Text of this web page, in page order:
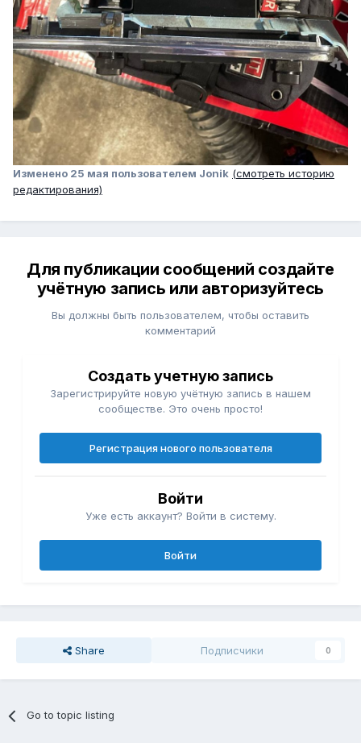
Изменено 25 мая пользователем Jonik (смотреть историю
редактирования)
Для публикации сообщений создайте
учётную запись или авторизуйтесь
Вы должны быть пользователем, чтобы оставить
комментарий
Создать учетную запись
Зарегистрируйте новую учётную запись в нашем
сообществе. Это очень просто!
Регистрация нового пользователя
Войти
Уже есть аккаунт? Войти в систему.
Войти
Share Подписчики 0
Go to topic listing